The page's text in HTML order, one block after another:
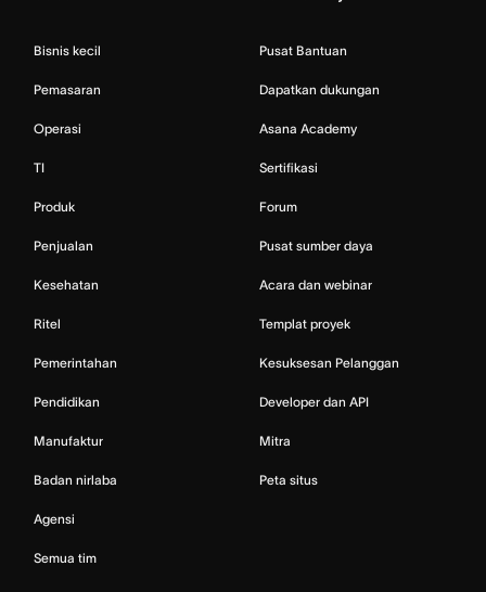
Bisnis kecil
Pemasaran
Operasi
TI
Produk
Penjualan
Kesehatan
Ritel
Pemerintahan
Pendidikan
Manufaktur
Badan nirlaba
Agensi
Semua tim
Pusat Bantuan
Dapatkan dukungan
Asana Academy
Sertifikasi
Forum
Pusat sumber daya
Acara dan webinar
Templat proyek
Kesuksesan Pelanggan
Developer dan API
Mitra
Peta situs